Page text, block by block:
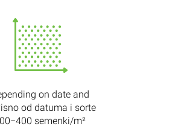
on date and
od datuma i sorte
semenki/m²